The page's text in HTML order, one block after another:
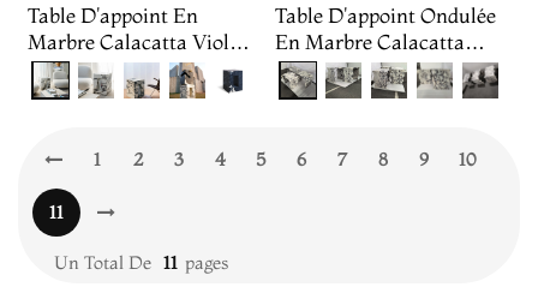
Table D'appoint En
Marbre Calacatta Viola
Avec Niche À Livres
Table D'appoint Ondulée
En Marbre Calacatta
Viola
1 2 3 4 5 6 7 8 9 10
11
Un Total De 11 Pages